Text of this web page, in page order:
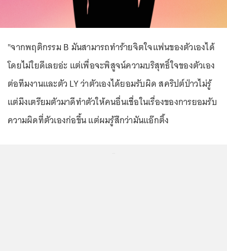
"จากพฤติกรรม B มันสามารถทำร้ายจิตใจแฟนของตัวเองได้
โดยไม่ใยดีเลยอ่ะ แต่เพื่อจะพิสูจน์ความบริสุทธิ์ใจของตัวเอง
ต่อทีมงานและตัว LY ว่าตัวเองได้ยอมรับผิด สคริปต์ป่าวไม่รู้
แต่มึงเตรียมตัวมาดีทำตัวให้คนอื่นเชื่อในเรื่องของการยอมรับ
ความผิดที่ตัวเองก่อขึ้น แต่ผมรู้สึกว่ามันแอ๊กติ้ง